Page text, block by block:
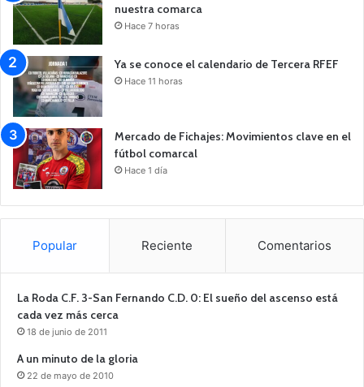
nuestra comarca
Hace 7 horas
Ya se conoce el calendario de Tercera RFEF
Hace 11 horas
Mercado de Fichajes: Movimientos clave en el
fútbol comarcal
Hace 1 día
Popular Reciente Comentarios
La Roda C.F. 3-San Fernando C.D. 0: El sueño del ascenso está
cada vez más cerca
18 de junio de 2011
A un minuto de la gloria
22 de mayo de 2010